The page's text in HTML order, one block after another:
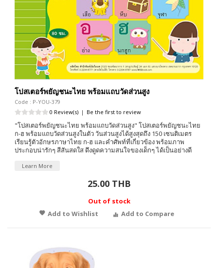
โปสเตอร์พยัญชนะไทย พร้อมแถบวัดส่วนสูง
Code : P-YOU-379
0 Review(s) | Be the first to review
"โปสเตอร์พยัญชนะไทย พร้อมแถบวัดส่วนสูง" โปสเตอร์พยัญชนะไทย
ก-ฮ พร้อมแถบวัดส่วนสูงในตัว วันส่วนสูงได้สูงสุดถึง 150 เซนติเมตร
เรียนรู้ตัวอักษรภาษาไทย ก-ฮ และคำศัพท์ที่เกี่ยวข้อง พร้อมภาพ
ประกอบน่ารักๆ สีสันสดใส ดึงดูดความสนใจของเด็กๆ ได้เป็นอย่างดี
Learn More
25.00 THB
Out of stock
Add to Wishlist
Add to Compare